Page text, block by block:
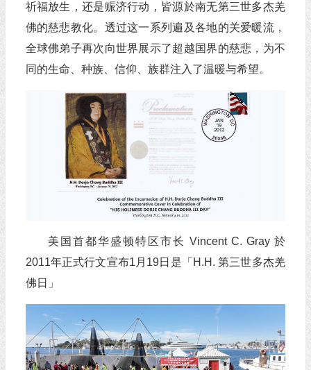
祈福放生，还是赈济行动，皆源於南无第三世多杰羌
佛的慈悲教化。透过这一系列遍及各地的关爱暖流，
全球佛弟子再次向世界展示了超越国界的慈悲，为不
同的生命、种族、信仰、族群注入了温暖与希望。
美国首都华盛顿特区市长 Vincent C. Gray 於
2011年正式行文宣布1月19日是「H.H. 第三世多杰羌
佛日」